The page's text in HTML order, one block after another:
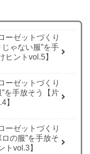
ーゼットづくり
ゃない服”を手
ヒントvol.5】
ーゼットづくり
を手放そう【片
】
ーゼットづくり
の服”を手放そ
トvol.3】